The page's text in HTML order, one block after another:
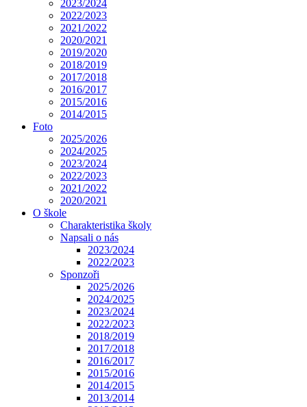
2023/2024
2022/2023
2021/2022
2020/2021
2019/2020
2018/2019
2017/2018
2016/2017
2015/2016
2014/2015
Foto
2025/2026
2024/2025
2023/2024
2022/2023
2021/2022
2020/2021
O škole
Charakteristika školy
Napsali o nás
2023/2024
2022/2023
Sponzoři
2025/2026
2024/2025
2023/2024
2022/2023
2018/2019
2017/2018
2016/2017
2015/2016
2014/2015
2013/2014